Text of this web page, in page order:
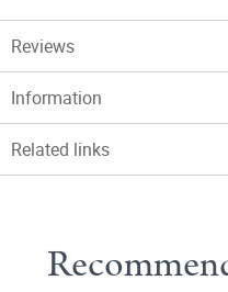
Reviews
Information
Related links